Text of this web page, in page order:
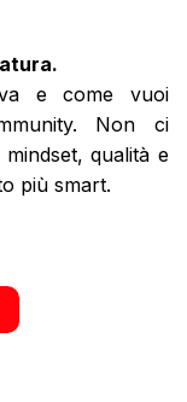
e come vuoi
Non ci
qualità e
più smart.